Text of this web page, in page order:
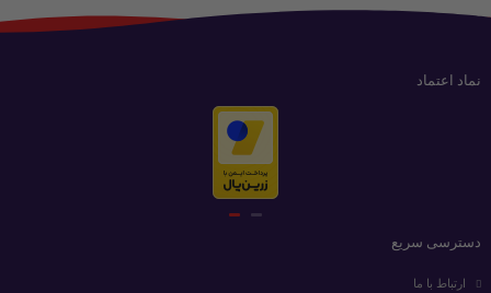
نماد اعتماد
دسترسی سریع
ارتباط با ما